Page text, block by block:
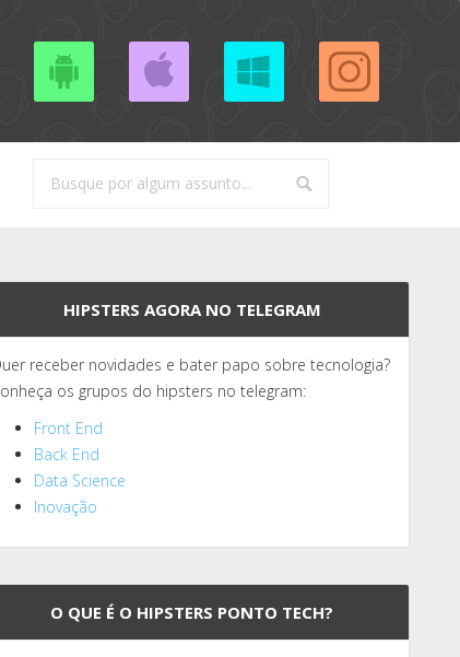
HIPSTERS AGORA NO TELEGRAM
receber novidades e bater papo sobre tecnologia?
os grupos do hipsters no telegram:
Front End
Back End
Data Science
Inovação
O QUE É O HIPSTERS PONTO TECH?